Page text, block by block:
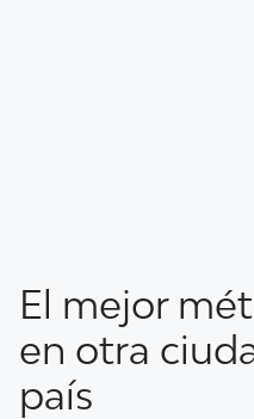
El mejor
en otra
país